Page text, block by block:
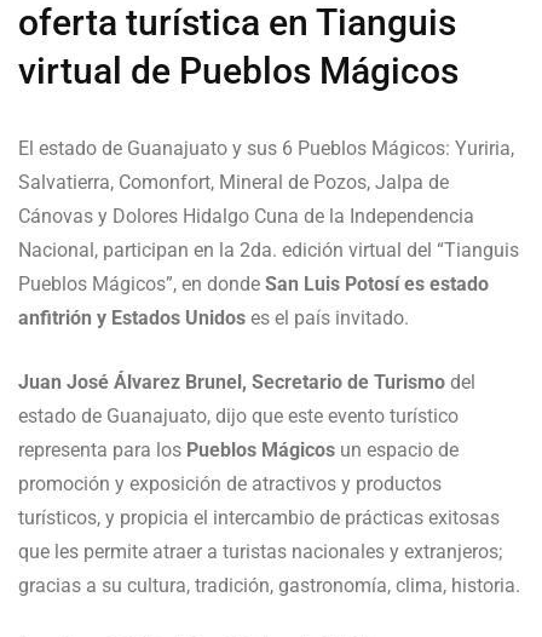
oferta turística en Tianguis
virtual de Pueblos Mágicos
El estado de Guanajuato y sus 6 Pueblos Mágicos: Yuriria,
Salvatierra, Comonfort, Mineral de Pozos, Jalpa de
Cánovas y Dolores Hidalgo Cuna de la Independencia
Nacional, participan en la 2da. edición virtual del “Tianguis
Pueblos Mágicos”, en donde San Luis Potosí es estado
anfitrión y Estados Unidos es el país invitado.
Juan José Álvarez Brunel, Secretario de Turismo del
estado de Guanajuato, dijo que este evento turístico
representa para los Pueblos Mágicos un espacio de
promoción y exposición de atractivos y productos
turísticos, y propicia el intercambio de prácticas exitosas
que les permite atraer a turistas nacionales y extranjeros;
gracias a su cultura, tradición, gastronomía, clima, historia.